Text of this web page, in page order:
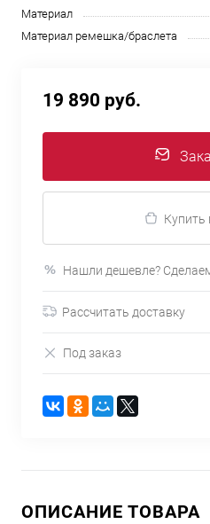
Материал
Материал ремешка/браслета
19 890 руб.
Купить
Нашли дешевле?
Рассчитать доставку
Под заказ
ОПИСАНИЕ ТОВАРА